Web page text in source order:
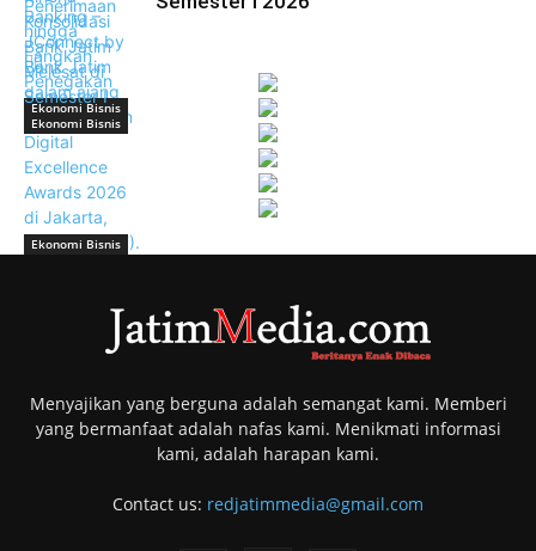
Ekonomi Bisnis
Ekonomi Bisnis
Ekonomi Bisnis
Menyajikan yang berguna adalah semangat kami. Memberi
yang bermanfaat adalah nafas kami. Menikmati informasi
kami, adalah harapan kami.
Contact us: redjatimmedia@gmail.com